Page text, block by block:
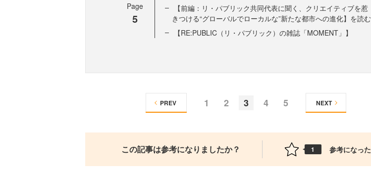
Page
5
【前編：リ・パブリック共同代表に聞く、クリエイティブを惹
きつける“グローバルでローカルな”新たな都市への進化】を読む
【RE:PUBLIC（リ・パブリック）の雑誌「MOMENT」】
1 2 3 4 5
PREV NEXT
この記事は参考になりましたか？ 1 参考になった